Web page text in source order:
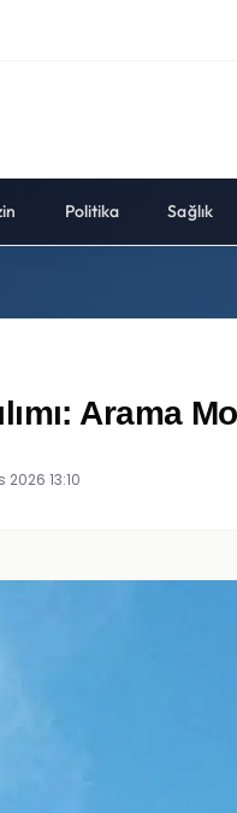
Politika Sağlık
Arama
2026 13:10